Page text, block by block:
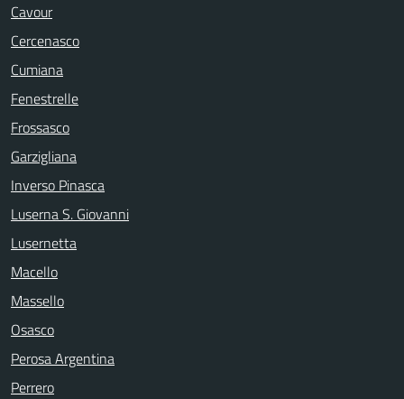
Cavour
Cercenasco
Cumiana
Fenestrelle
Frossasco
Garzigliana
Inverso Pinasca
Luserna S. Giovanni
Lusernetta
Macello
Massello
Osasco
Perosa Argentina
Perrero